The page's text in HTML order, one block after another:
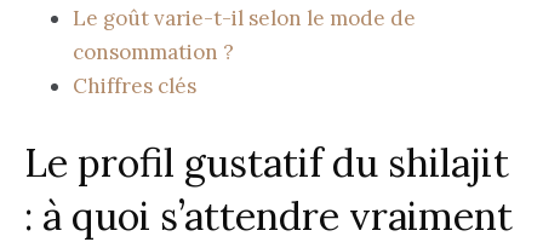
Le goût varie-t-il selon le mode de
consommation ?
Chiffres clés
Le profil gustatif du shilajit
: à quoi s’attendre vraiment